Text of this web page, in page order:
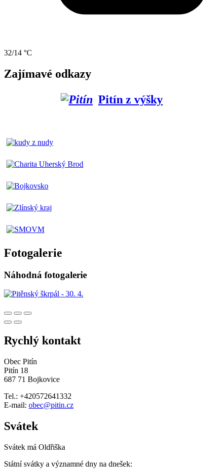
32/14 °C
Zajímavé odkazy
Pitín z výšky
Fotogalerie
Náhodná fotogalerie
Rychlý kontakt
Obec Pitín
Pitín 18
687 71 Bojkovice
Tel.: +420572641332
E-mail: obec@pitin.cz
Svátek
Svátek má Oldřiška
Státní svátky a významné dny na dnešek: